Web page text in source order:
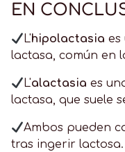
EN
L'hipolactasia es
lactasa, común en
L'alactasia es
lactasa, que suele
Ambos pueden
tras ingerir lactosa.